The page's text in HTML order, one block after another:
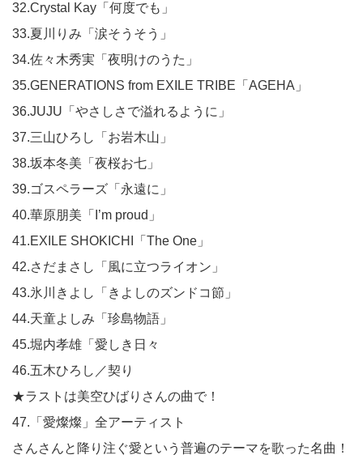
32.Crystal Kay「何度でも」
33.夏川りみ「涙そうそう」
34.佐々木秀実「夜明けのうた」
35.GENERATIONS from EXILE TRIBE「AGEHA」
36.JUJU「やさしさで溢れるように」
37.三山ひろし「お岩木山」
38.坂本冬美「夜桜お七」
39.ゴスペラーズ「永遠に」
40.華原朋美「I’m proud」
41.EXILE SHOKICHI「The One」
42.さだまさし「風に立つライオン」
43.氷川きよし「きよしのズンドコ節」
44.天童よしみ「珍島物語」
45.堀内孝雄「愛しき日々
46.五木ひろし／契り
★ラストは美空ひばりさんの曲で！
47.「愛燦燦」全アーティスト
さんさんと降り注ぐ愛という普遍のテーマを歌った名曲！